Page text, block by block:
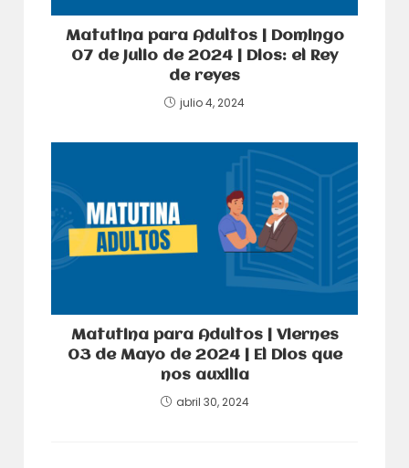
Matutina para Adultos | Domingo
07 de Julio de 2024 | Dios: el Rey
de reyes
julio 4, 2024
Matutina para Adultos | Viernes
03 de Mayo de 2024 | El Dios que
nos auxilia
abril 30, 2024